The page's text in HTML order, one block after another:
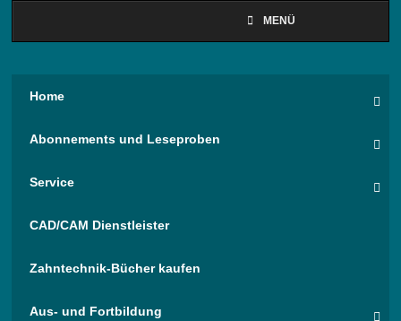
MENÜ
Home
Abonnements und Leseproben
Service
CAD/CAM Dienstleister
Zahntechnik-Bücher kaufen
Aus- und Fortbildung